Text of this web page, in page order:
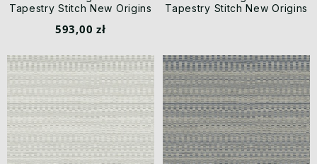
Tapestry Stitch New Origins
593,00 zł
Tapestry Stitch New Origins